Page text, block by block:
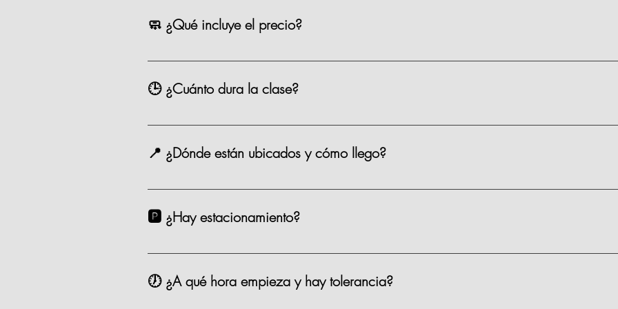
🧼 ¿Qué incluye el precio?
Chef, ingredientes, mandil, bebida, materiales, limpieza y servicio.
🕒 ¿Cuánto dura la clase?
Entre 2.5 y 3 horas.
📍 ¿Dónde están ubicados y cómo llego?
Estamos en Andador Prado Norte Piso 2, Prado Norte 420, en Lomas de Chapultepec, CDMX.
taxi. 🗺️ Google Maps Como Llegar?
🅿️ ¿Hay estacionamiento?
Sí. Contamos con valet parking en el sótano 1 de la plaza. Costo: $35 por hora. También hay
🕖 ¿A qué hora empieza y hay tolerancia?